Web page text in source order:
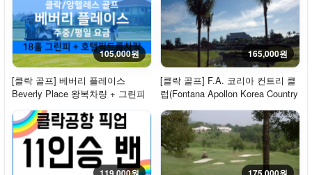
105,000원
[클락 골프] 베버리 플레이스
Beverly Place 왕복차량 + 그린피
18홀 - 주중/평일
165,000원
[클락 골프] F.A. 코리아 컨트리 클
럽(Fontana Apollon Korea Country
Club) ...